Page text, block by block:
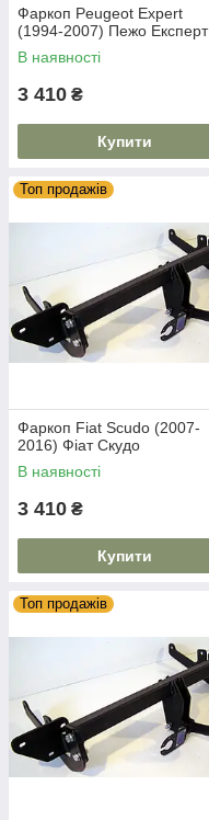
Фаркоп Peugeot Expert
(1994-2007) Пежо Експерт
В наявності
3 410 ₴
Купити
Топ продажів
Фаркоп Fiat Scudo (2007-
2016) Фіат Скудо
В наявності
3 410 ₴
Купити
Топ продажів